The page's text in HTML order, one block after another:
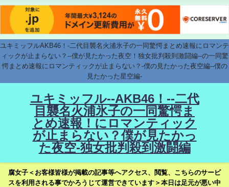
ユキミッフルAKB46！-二代目襲名火浦氷子の一同驚愕まとめ速報にロマンテ
ィックが止まらない？--僕が見たかった夜空！独女批判殺到激闘編--の一同驚
愕まとめ速報にロマンティックが止まらない？-僕の見たかった夜空編--僕の
見たかった星空編-
ユキミッフル--AKB46！--二代
目襲名火浦氷子の一同驚愕ま
とめ速報！にロマンティック
が止まらない？僕が見たかっ
た夜空-独女批判殺到激闘編
腐女子＜お客様皆様が掲載の記事等へアクセス、閲覧、こちらのサービ
スを利用される事でかろうじて運営できています＞本日は足元が悪い中